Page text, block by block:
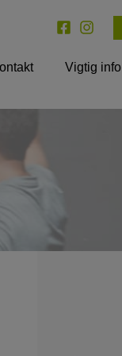
Vigtig info